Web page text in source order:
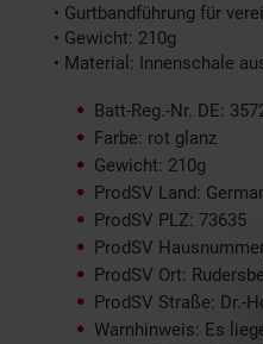
• Gurtbandführung für
• Gewicht: 210g
• Material: Innenschale
Batt-Reg.-Nr. DE:
Farbe: rot glanz
Gewicht: 210g
ProdSV Land:
ProdSV PLZ: 73635
ProdSV
ProdSV Ort:
ProdSV Straße: Dr.-
Warnhinweis: Es